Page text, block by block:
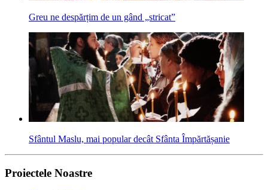
Greu ne despărțim de un gând „stricat”
Sfântul Maslu, mai popular decât Sfânta Împărtășanie
Proiectele Noastre